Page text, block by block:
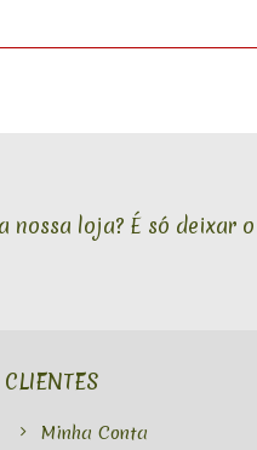
nossa loja? É só deixar
CLIENTES
Minha Conta